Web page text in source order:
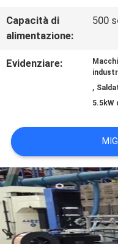
CITAZIONE
SITO
NORME
SULLA
PRIVACY
Capacità di
alimentazione:
500
Evidenziare:
,
5.5kW